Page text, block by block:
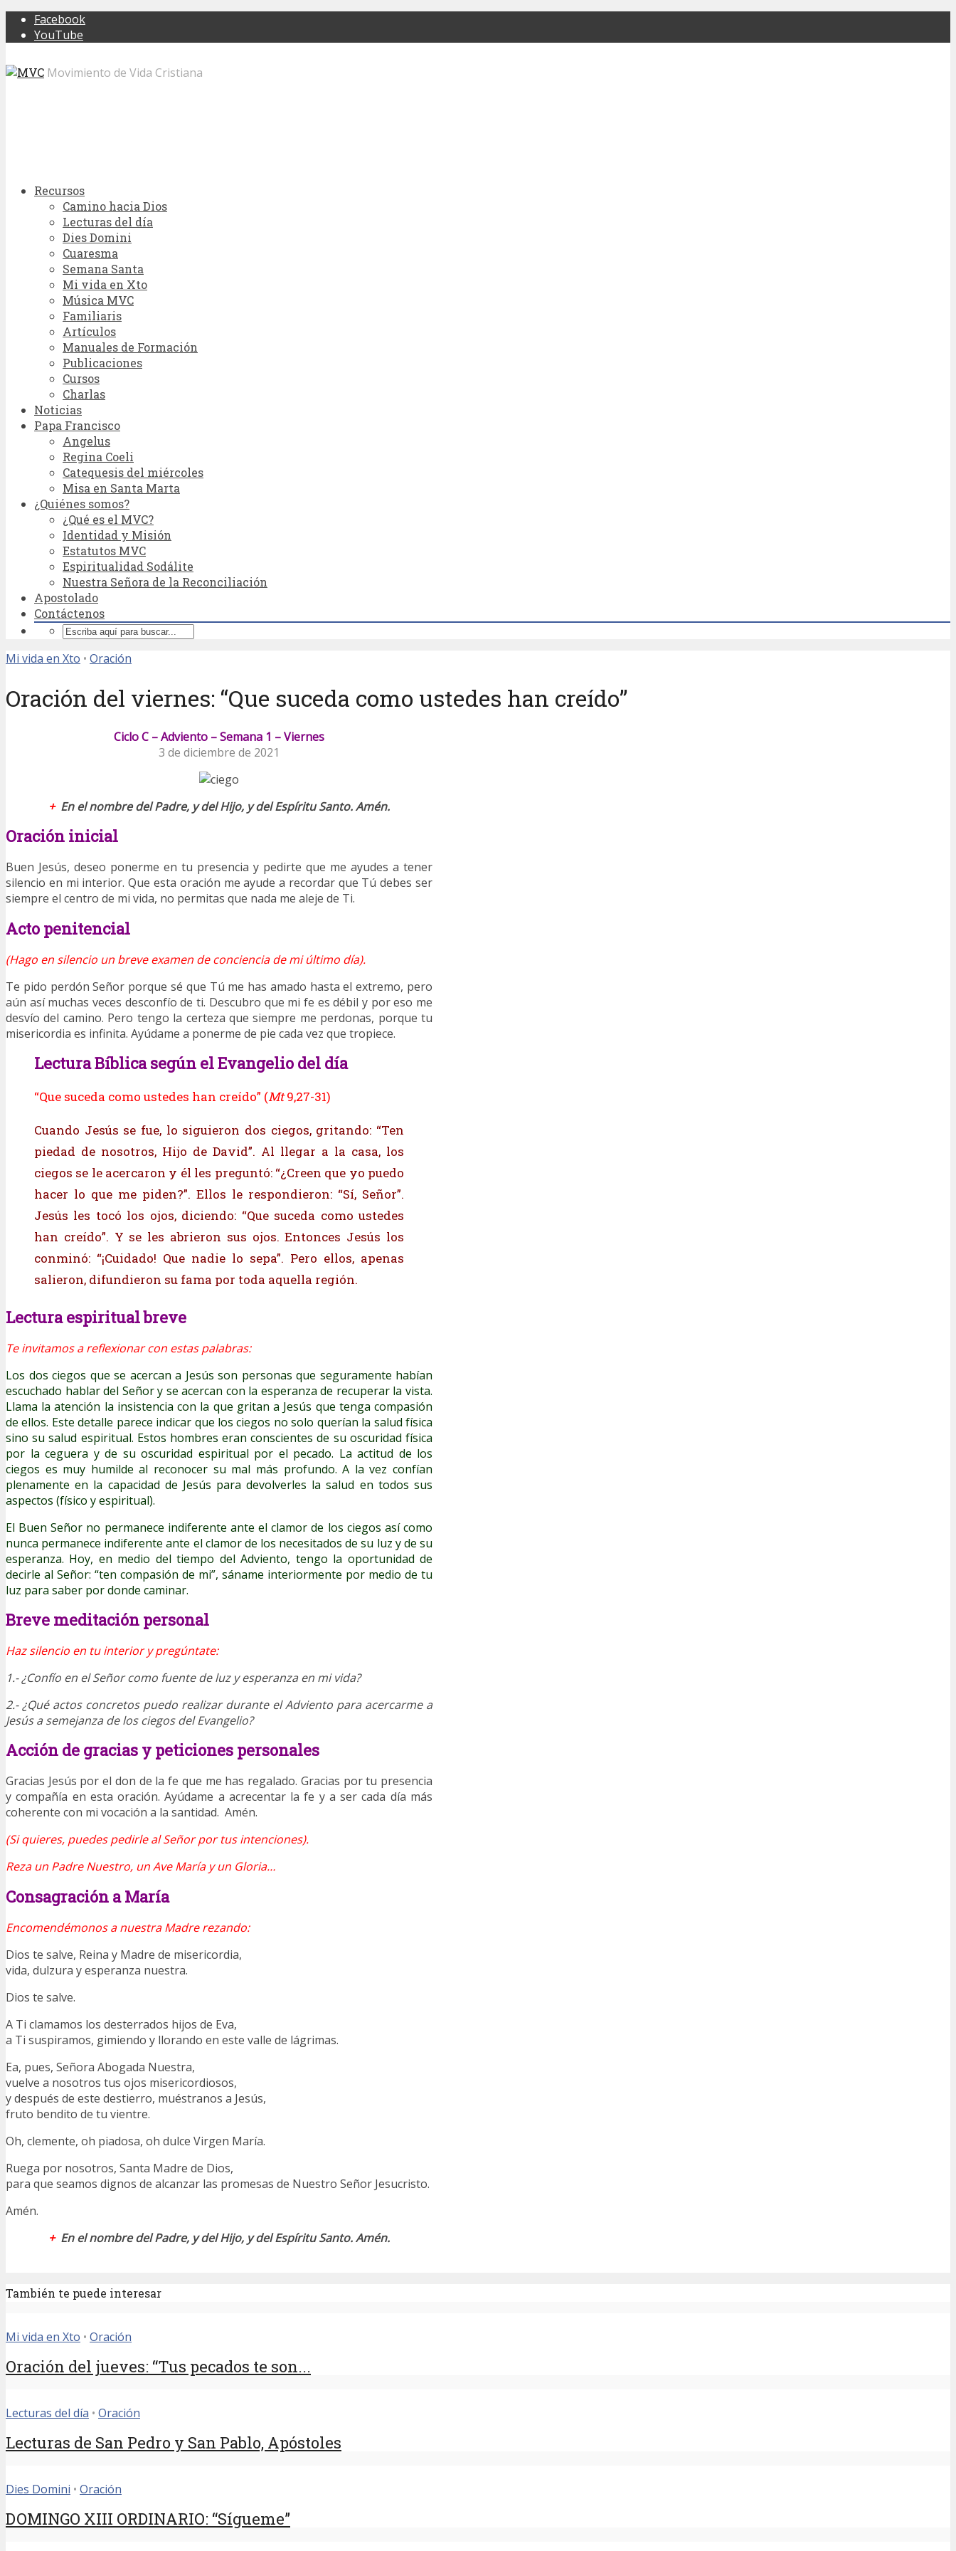
Facebook
YouTube
Movimiento de Vida Cristiana
Recursos
Camino hacia Dios
Lecturas del día
Dies Domini
Cuaresma
Semana Santa
Mi vida en Xto
Música MVC
Familiaris
Artículos
Manuales de Formación
Publicaciones
Cursos
Charlas
Noticias
Papa Francisco
Angelus
Regina Coeli
Catequesis del miércoles
Misa en Santa Marta
¿Quiénes somos?
¿Qué es el MVC?
Identidad y Misión
Estatutos MVC
Espiritualidad Sodálite
Nuestra Señora de la Reconciliación
Apostolado
Contáctenos
Mi vida en Xto • Oración
Oración del viernes: “Que suceda como ustedes han creído”
Ciclo C – Adviento – Semana 1 – Viernes
3 de diciembre de 2021
+En el nombre del Padre, y del Hijo, y del Espíritu Santo. Amén.
Oración inicial
Buen Jesús, deseo ponerme en tu presencia y pedirte que me ayudes a tener
silencio en mi interior. Que esta oración me ayude a recordar que Tú debes ser
siempre el centro de mi vida, no permitas que nada me aleje de Ti.
Acto penitencial
(Hago en silencio un breve examen de conciencia de mi último día).
Te pido perdón Señor porque sé que Tú me has amado hasta el extremo, pero
aún así muchas veces desconfío de ti. Descubro que mi fe es débil y por eso me
desvío del camino. Pero tengo la certeza que siempre me perdonas, porque tu
misericordia es infinita. Ayúdame a ponerme de pie cada vez que tropiece.
Lectura Bíblica según el Evangelio del día
“Que suceda como ustedes han creído” (Mt9,27-31)
Cuando Jesús se fue, lo siguieron dos ciegos, gritando: “Ten
piedad de nosotros, Hijo de David”. Al llegar a la casa, los
ciegos se le acercaron y él les preguntó: “¿Creen que yo puedo
hacer lo que me piden?”. Ellos le respondieron: “Sí, Señor”.
Jesús les tocó los ojos, diciendo: “Que suceda como ustedes
han creído”. Y se les abrieron sus ojos. Entonces Jesús los
conminó: “¡Cuidado! Que nadie lo sepa”. Pero ellos, apenas
salieron, difundieron su fama por toda aquella región.
Lectura espiritual breve
Te invitamos a reflexionar con estas palabras:
Los dos ciegos que se acercan a Jesús son personas que seguramente habían
escuchado hablar del Señor y se acercan con la esperanza de recuperar la vista.
Llama la atención la insistencia con la que gritan a Jesús que tenga compasión
de ellos. Este detalle parece indicar que los ciegos no solo querían la salud física
sino su salud espiritual. Estos hombres eran conscientes de su oscuridad física
por la ceguera y de su oscuridad espiritual por el pecado. La actitud de los
ciegos es muy humilde al reconocer su mal más profundo. A la vez confían
plenamente en la capacidad de Jesús para devolverles la salud en todos sus
aspectos (físico y espiritual).
El Buen Señor no permanece indiferente ante el clamor de los ciegos así como
nunca permanece indiferente ante el clamor de los necesitados de su luz y de su
esperanza. Hoy, en medio del tiempo del Adviento, tengo la oportunidad de
decirle al Señor: “ten compasión de mi”, sáname interiormente por medio de tu
luz para saber por donde caminar.
Breve meditación personal
Haz silencio en tu interior y pregúntate:
1.- ¿Confío en el Señor como fuente de luz y esperanza en mi vida?
2.- ¿Qué actos concretos puedo realizar durante el Adviento para acercarme a
Jesús a semejanza de los ciegos del Evangelio?
Acción de gracias y peticiones personales
Gracias Jesús por el don de la fe que me has regalado. Gracias por tu presencia
y compañía en esta oración. Ayúdame a acrecentar la fe y a ser cada día más
coherente con mi vocación a la santidad. Amén.
(Si quieres, puedes pedirle al Señor por tus intenciones).
Reza un Padre Nuestro, un Ave María y un Gloria…
Consagración a María
Encomendémonos a nuestra Madre rezando:
Dios te salve, Reina y Madre de misericordia,
vida, dulzura y esperanza nuestra.
Dios te salve.
A Ti clamamos los desterrados hijos de Eva,
a Ti suspiramos, gimiendo y llorando en este valle de lágrimas.
Ea, pues, Señora Abogada Nuestra,
vuelve a nosotros tus ojos misericordiosos,
y después de este destierro, muéstranos a Jesús,
fruto bendito de tu vientre.
Oh, clemente, oh piadosa, oh dulce Virgen María.
Ruega por nosotros, Santa Madre de Dios,
para que seamos dignos de alcanzar las promesas de Nuestro Señor Jesucristo.
Amén.
+En el nombre del Padre, y del Hijo, y del Espíritu Santo. Amén.
También te puede interesar
Mi vida en Xto • Oración
Oración del jueves: “Tus pecados te son...
Lecturas del día • Oración
Lecturas de San Pedro y San Pablo, Apóstoles
Dies Domini • Oración
DOMINGO XIII ORDINARIO: “Sígueme”